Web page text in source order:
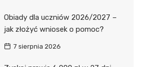
Obiady dla uczniów 2026/2027 –
jak złożyć wniosek o pomoc?
7 sierpnia 2026